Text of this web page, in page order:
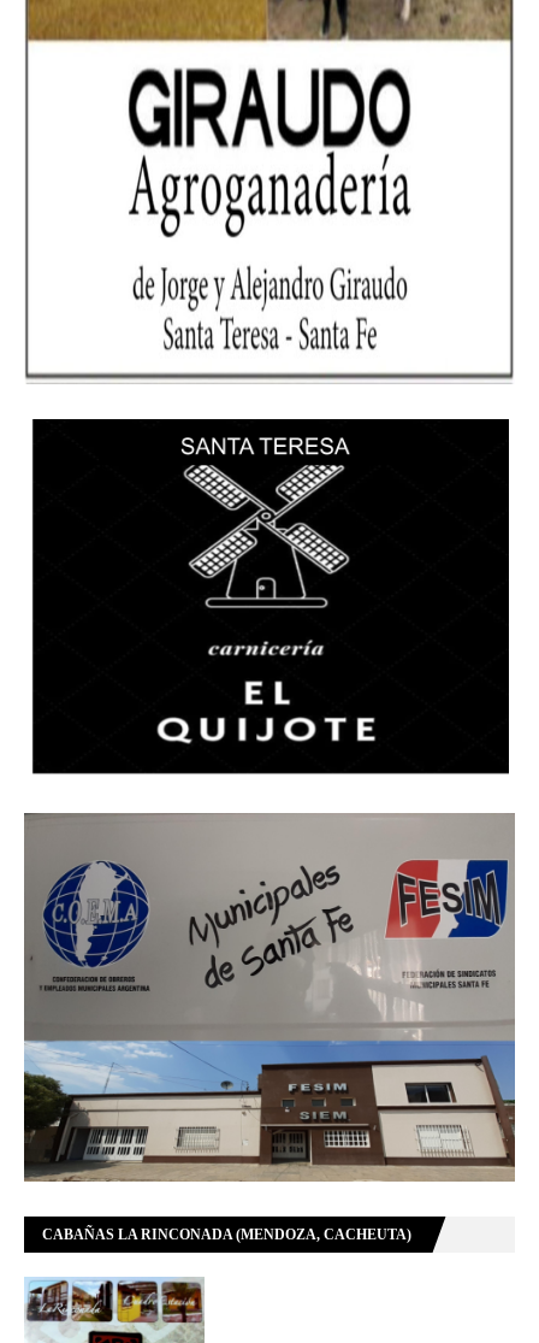
CABAÑAS LA RINCONADA (MENDOZA, CACHEUTA)